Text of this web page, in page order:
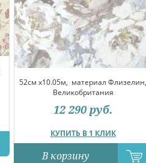
52см x10.05м, материал Флизелин,
Великобритания
КУПИТЬ В 1 КЛИК
12 290 руб.
В корзину